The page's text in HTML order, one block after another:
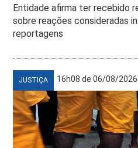
Entidade afirma ter recebido
sobre reações consideradas
reportagens
JUSTIÇA 16h08 de 06/08/2026